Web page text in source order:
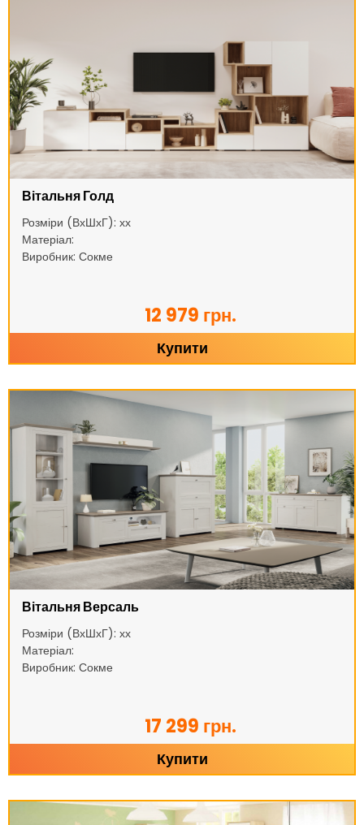
Вітальня Голд
Розміри (ВхШхГ): хх
Матеріал:
Виробник: Сокме
12 979 грн.
Купити
Вітальня Версаль
Розміри (ВхШхГ): хх
Матеріал:
Виробник: Сокме
17 299 грн.
Купити